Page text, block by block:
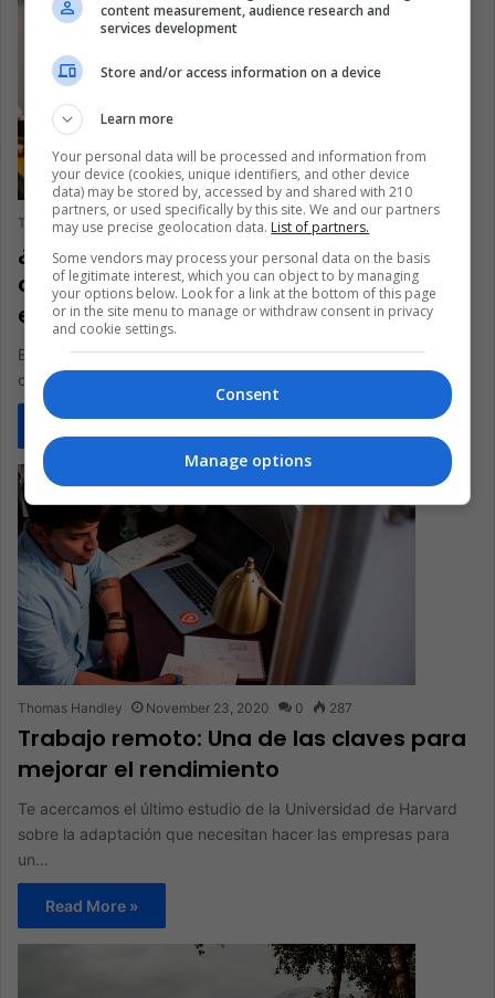
The Latin American Post Staff February 9, 2023 0
¿Qué es la psicología organizacional y
cómo influye en el éxito de las
empresas?
Esto es lo que debes saber sobre la licenciatura de psicología
organizacional y el relevante papel que tienen los egresados…
Thomas Handley November 23, 2020 0 287
Trabajo remoto: Una de las claves para
mejorar el rendimiento
Te acercamos el último estudio de la Universidad de Harvard
sobre la adaptación que necesitan hacer las empresas para
un…
Read More »
content measurement, audience research and
services development
Store and/or access information on a device
Learn more
Your personal data will be processed and information from
your device (cookies, unique identifiers, and other device
data) may be stored by, accessed by and shared with 210
partners, or used specifically by this site. We and our partners
may use precise geolocation data. List of partners.
Some vendors may process your personal data on the basis
of legitimate interest, which you can object to by managing
your options below. Look for a link at the bottom of this page
or in the site menu to manage or withdraw consent in privacy
and cookie settings.
Consent
Manage options